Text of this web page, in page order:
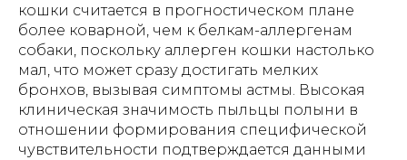
кошки считается в прогностическом плане
более коварной, чем к белкам-аллергенам
собаки, поскольку аллерген кошки настолько
мал, что может сразу достигать мелких
бронхов, вызывая симптомы астмы. Высокая
клиническая значимость пыльцы полыни в
отношении формирования специфической
чувствительности подтверждается данными